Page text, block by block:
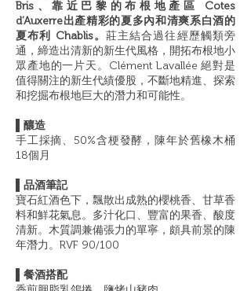
Bris、靠近巴黎的布根地產區 Cotes
d’Auxerre出產精彩的夏多內和清爽系白酒的
夏布利 Chablis。 莊主結合過往經歷觸類旁
通，締造出清新的新生代風格，開拓布根地小
眾產地的一片天。Clément Lavallée 絕對是
值得關注的新生代績優股，不斷地精進、探索
和挖掘布根地巨大的潛力和可能性。
▌釀造
手工採摘、50%含梗發酵，陳年於舊橡木桶
18個月
▌品酒筆記
寶石紅酒色下，飄散出成熟的櫻桃香、甘草香
料和鮮花氣息。多汁化口、豐富的果香、酸度
清新。木質調兼備張力的單寧，頗具前景的陳
年潛力。RVF 90/100
▌餐酒搭配